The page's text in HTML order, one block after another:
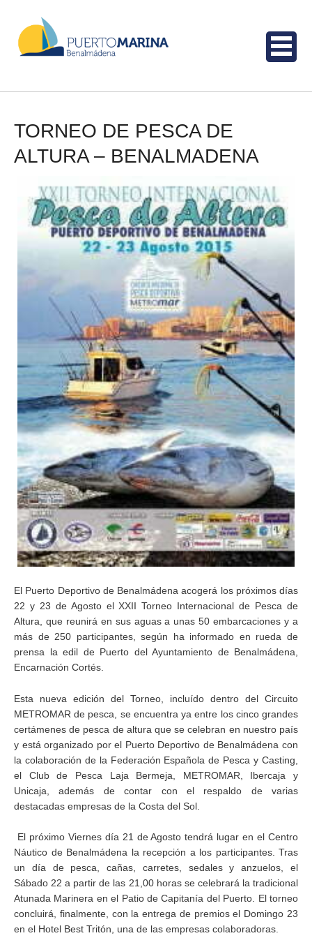
TORNEO DE PESCA DE
ALTURA – BENALMADENA
El Puerto Deportivo de Benalmádena acogerá los próximos días
22 y 23 de Agosto el XXII Torneo Internacional de Pesca de
Altura, que reunirá en sus aguas a unas 50 embarcaciones y a
más de 250 participantes, según ha informado en rueda de
prensa la edil de Puerto del Ayuntamiento de Benalmádena,
Encarnación Cortés.
Esta nueva edición del Torneo, incluído dentro del Circuito
METROMAR de pesca, se encuentra ya entre los cinco grandes
certámenes de pesca de altura que se celebran en nuestro país
y está organizado por el Puerto Deportivo de Benalmádena con
la colaboración de la Federación Española de Pesca y Casting,
el Club de Pesca Laja Bermeja, METROMAR, Ibercaja y
Unicaja, además de contar con el respaldo de varias
destacadas empresas de la Costa del Sol.
El próximo Viernes día 21 de Agosto tendrá lugar en el Centro
Náutico de Benalmádena la recepción a los participantes. Tras
un día de pesca, cañas, carretes, sedales y anzuelos, el
Sábado 22 a partir de las 21,00 horas se celebrará la tradicional
Atunada Marinera en el Patio de Capitanía del Puerto. El torneo
concluirá, finalmente, con la entrega de premios el Domingo 23
en el Hotel Best Tritón, una de las empresas colaboradoras.